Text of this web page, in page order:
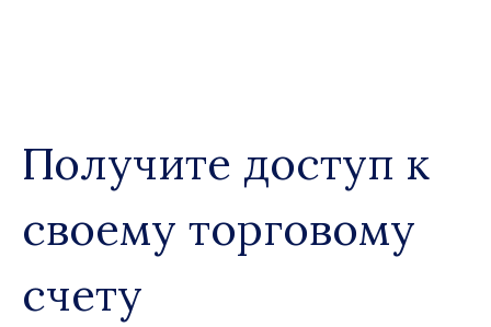
Получите доступ к
своему торговому
счету